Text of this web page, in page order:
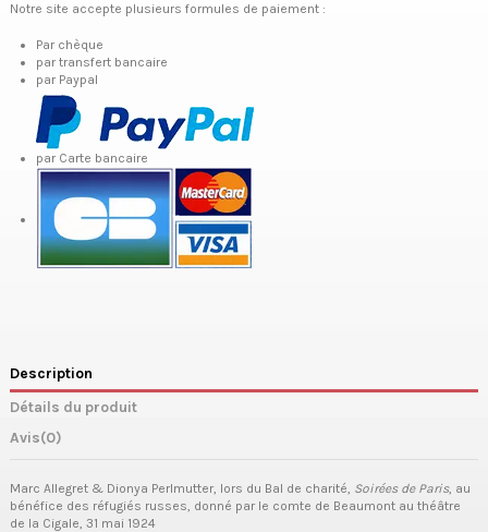
Notre site accepte plusieurs formules de paiement :
Par chèque
par transfert bancaire
par Paypal
par Carte bancaire
Description
Détails du produit
Avis(0)
Marc Allegret & Dionya Perlmutter, lors du Bal de charité, Soirées de Paris, au
bénéfice des réfugiés russes, donné par le comte de Beaumont au théâtre
de la Cigale, 31 mai 1924